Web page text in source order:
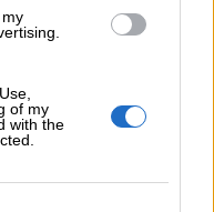
of my
with the
Quemaba